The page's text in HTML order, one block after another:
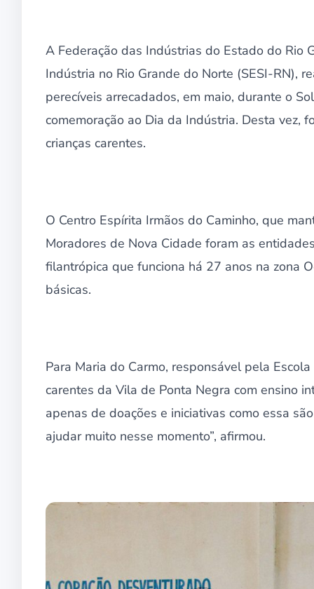
A Federação das Indústrias do Estado do Rio
Indústria no Rio Grande do Norte (SESI-RN),
perecíveis arrecadados, em maio, durante o
comemoração ao Dia da Indústria. Desta vez,
crianças carentes.
O Centro Espírita Irmãos do Caminho, que
Moradores de Nova Cidade foram as
filantrópica que funciona há 27 anos na zona
básicas.
Para Maria do Carmo, responsável pela
carentes da Vila de Ponta Negra com ensino
apenas de doações e iniciativas como essa
ajudar muito nesse momento”, afirmou.